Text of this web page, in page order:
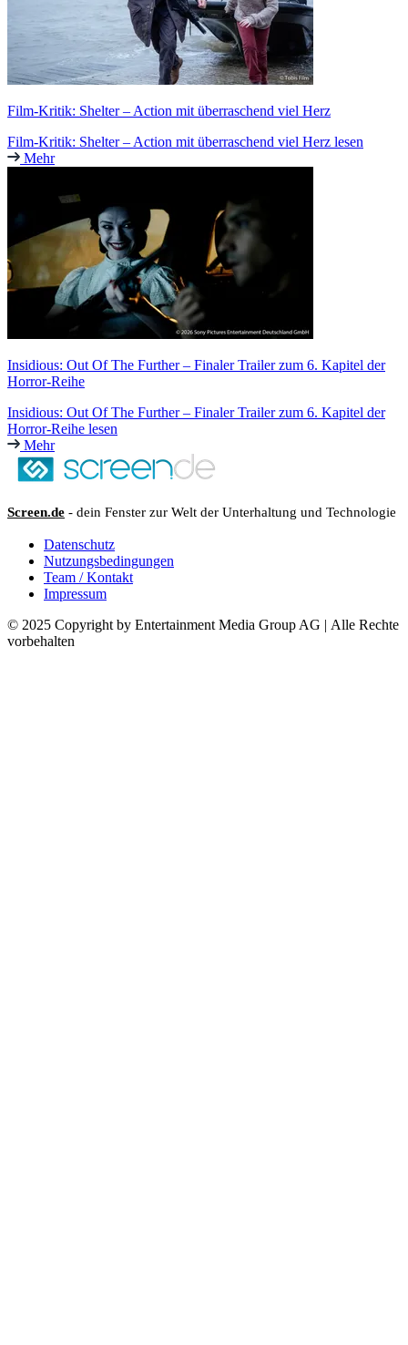
Film-Kritik: Shelter – Action mit überraschend viel Herz
Film-Kritik: Shelter – Action mit überraschend viel Herz lesen
Mehr
Insidious: Out Of The Further – Finaler Trailer zum 6. Kapitel der
Horror-Reihe
Insidious: Out Of The Further – Finaler Trailer zum 6. Kapitel der
Horror-Reihe lesen
Mehr
Screen.de - dein Fenster zur Welt der Unterhaltung und Technologie
Datenschutz
Nutzungsbedingungen
Team / Kontakt
Impressum
© 2025 Copyright by Entertainment Media Group AG | Alle Rechte
vorbehalten